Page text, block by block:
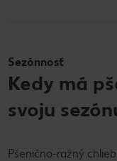
Sezónnosť
Kedy má
svoju
Pšenično-ražný